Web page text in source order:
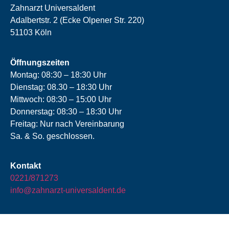
Zahnarzt Universaldent
Adalbertstr. 2 (Ecke Olpener Str. 220)
51103 Köln
Öffnungszeiten
Montag: 08:30 – 18:30 Uhr
Dienstag: 08.30 – 18:30 Uhr
Mittwoch: 08:30 – 15:00 Uhr
Donnerstag: 08:30 – 18:30 Uhr
Freitag: Nur nach Vereinbarung
Sa. & So. geschlossen.
Kontakt
0221/871273
info@zahnarzt-universaldent.de